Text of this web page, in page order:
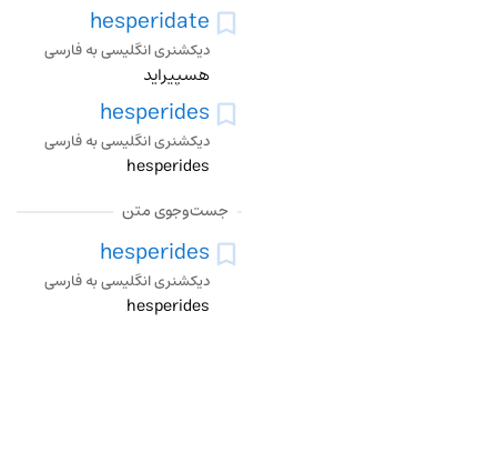
hesperidate
دیکشنری انگلیسی به فارسی
هسپیراید
hesperides
دیکشنری انگلیسی به فارسی
hesperides
جست‌وجوی متن
hesperides
دیکشنری انگلیسی به فارسی
hesperides